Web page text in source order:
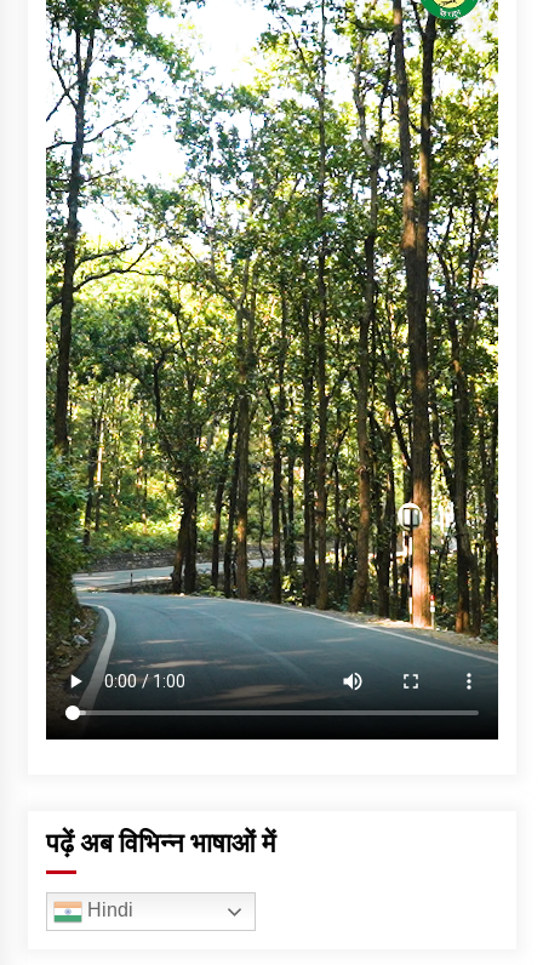
पढ़ें अब विभिन्न भाषाओं में
Hindi